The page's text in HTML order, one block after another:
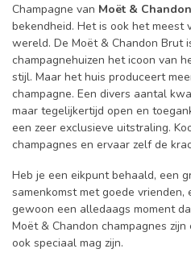
Champagne van Moët & Chandon
bekendheid. Het is ook het meest
wereld. De Moët & Chandon Brut
champagnehuizen het icoon van
stijl. Maar het huis produceert
champagne. Een divers aantal
maar tegelijkertijd open en
een zeer exclusieve uitstraling.
champagnes en ervaar zelf de
Heb je een eikpunt behaald, een
samenkomst met goede
gewoon een alledaags moment
Moët & Chandon champagnes
ook speciaal mag zijn.